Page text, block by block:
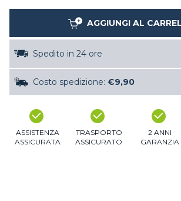
AGGIUNGI AL
Spedito in 24 ore
Costo spedizione: €9,90
ASSISTENZA
ASSICURATA
TRASPORTO
ASSICURATO
2 ANNI
GARANZIA